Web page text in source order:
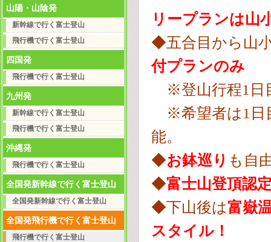
山陽・山陰発
新幹線で行く富士登山
飛行機で行く富士登山
四国発
飛行機で行く富士登山
九州発
新幹線で行く富士登山
飛行機で行く富士登山
沖縄発
飛行機で行く富士登山
全国発新幹線で行く富士登山
全国発新幹線で行く富士登山
全国発飛行機で行く富士登山
飛行機で行く富士登山
リープランは山
◆五合目から山
付プランのみ
※登山行程1日
※希望者は1日
能。
◆お鉢巡り も自
◆富士山登頂認
◆下山後は富嶽
スタイル！